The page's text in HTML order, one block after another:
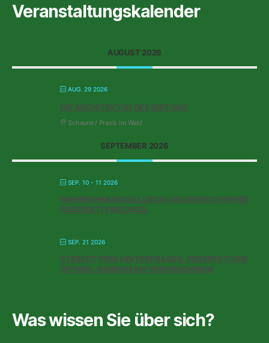
Veranstaltungskalender
AUGUST 2026
AUG. 29 2026
DIE ARCHITEKTUR DES IRRTUMS
Scheune / Praxis im Wald
SEPTEMBER 2026
SEP. 10 - 11 2026
WAHRNEHMUNGSILLUSION UND BEREICHERNDE
PERSPEKTIVWECHSEL
SEP. 21 2026
STEREOTYPEN HINTERFRAGEN. PERSPEKTIVEN
ÖFFNEN. GEMEINSAM VORANKOMMEN
Was wissen Sie über sich?